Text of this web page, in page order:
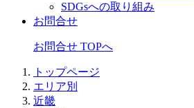
SDGsへの取り組み
お問合せ
お問合せ TOPへ
トップページ
エリア別
近畿